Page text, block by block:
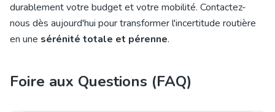
durablement votre budget et votre mobilité. Contactez-
nous dès aujourd'hui pour transformer l'incertitude routière
en une sérénité totale et pérenne.
Foire aux Questions (FAQ)